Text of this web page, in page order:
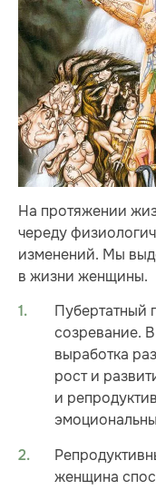
На протяжении
череду
изменений. Мы
в жизни женщины.
Пубертатный
созревание.
выработка
рост и
и
женщина